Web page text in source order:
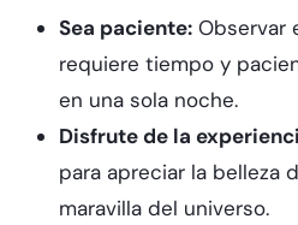
Sea paciente:Observar
requiere tiempo y
en una sola noche.
Disfrute de la
para apreciar la belleza
maravilla del universo.